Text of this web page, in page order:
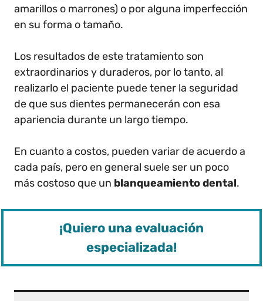
amarillos o marrones) o por alguna imperfección
en su forma o tamaño.
Los resultados de este tratamiento son
extraordinarios y duraderos, por lo tanto, al
realizarlo el paciente puede tener la seguridad
de que sus dientes permanecerán con esa
apariencia durante un largo tiempo.
En cuanto a costos, pueden variar de acuerdo a
cada país, pero en general suele ser un poco
más costoso que un blanqueamiento dental.
¡Quiero una evaluación
especializada!